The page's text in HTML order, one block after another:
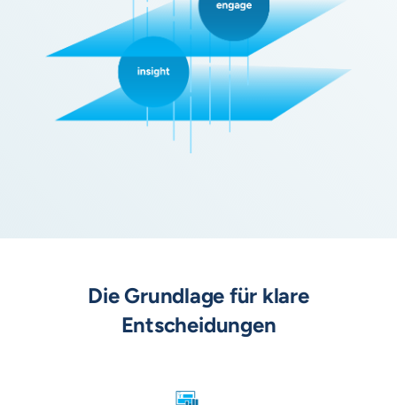
Die Grundlage für klare
Entscheidungen